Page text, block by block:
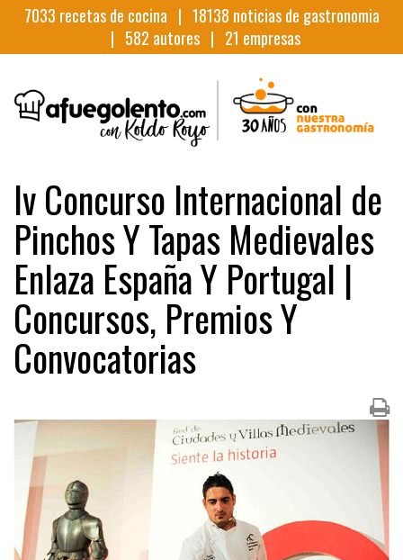
7033 recetas de cocina | 18138 noticias de gastronomia
| 582 autores | 21 empresas
Iv Concurso Internacional de
Pinchos Y Tapas Medievales
Enlaza España Y Portugal |
Concursos, Premios Y
Convocatorias